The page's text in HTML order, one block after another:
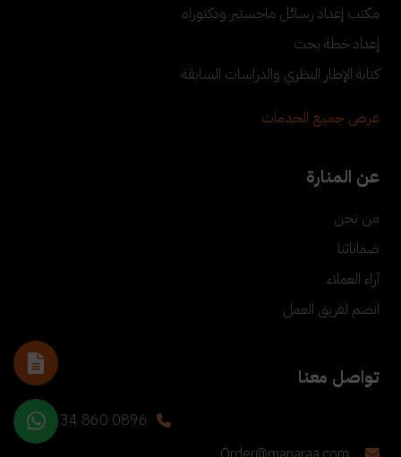
مكتب إعداد رسائل ماجستير ودكتوراه
إعداد خطة بحث
كتابة الإطار النظري والدراسات السابقة
عرض جميع الخدمات
عن المنارة
من نحن
ضماناتنا
آراء العملاء
انضم لفريق العمل
تواصل معنا
+90 534 860 0896